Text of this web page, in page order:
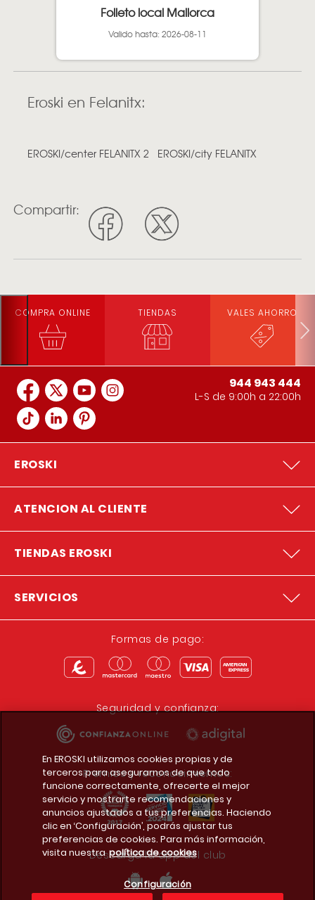
Folleto local Mallorca
Valido hasta: 2026-08-11
Eroski en Felanitx:
EROSKI/center FELANITX 2 EROSKI/city FELANITX
Compartir:
COMPRA ONLINE TIENDAS VALES AHORRO
944 943 444
L-S de 9:00h a 22:00h
EROSKI
ATENCION AL CLIENTE
TIENDAS EROSKI
SERVICIOS
Formas de pago:
Seguridad y confianza:
Premios y reconocimientos:
Descarga la app del club
En EROSKI utilizamos cookies propias y de
terceros para asegurarnos de que todo
funcione correctamente, ofrecerte el mejor
servicio y mostrarte recomendaciones y
anuncios ajustados a tus preferencias. Haciendo
clic en ‘Configuración’, podrás ajustar tus
preferencias de cookies. Para más información,
visita nuestra política de cookies
Configuración